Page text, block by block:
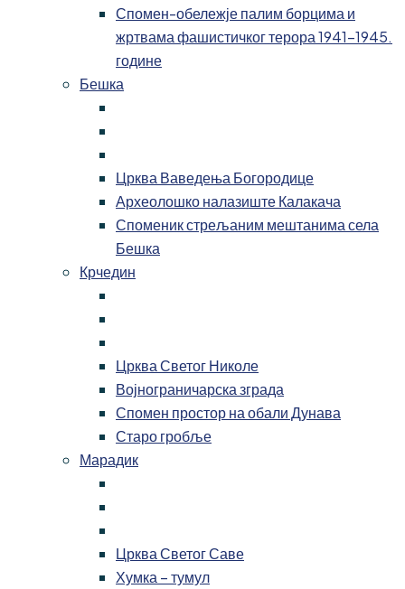
Спомен-обележје палим борцима и
жртвама фашистичког терора 1941-1945.
године
Бешка
Црква Ваведења Богородице
Археолошко налазиште Калакача
Споменик стрељаним мештанима села
Бешка
Крчедин
Црква Светог Николе
Војнограничарска зграда
Спомен простор на обали Дунава
Старо гробље
Марадик
Црква Светог Саве
Хумка – тумул